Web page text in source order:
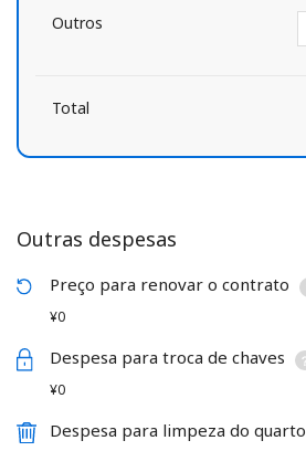
Outros
Total
Outras despesas
Preço para renovar o contrato
¥0
Despesa para troca de chaves
¥0
Despesa para limpeza do quarto